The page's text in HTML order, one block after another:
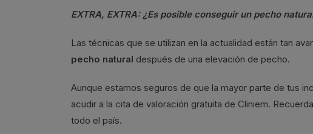
EXTRA, EXTRA: ¿Es posible conseguir un pecho
Las técnicas que se utilizan en la actualidad están tan
pecho natural después de una elevación de pecho.
Aunque estamos seguros de que la mayor parte de tus
acudir a la cita de valoración gratuita de Cliniem.
todo el país.